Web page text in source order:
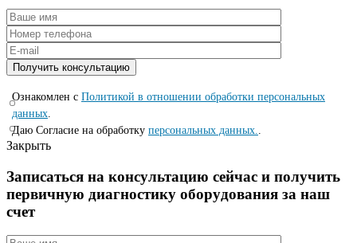
Ознакомлен с Политикой в отношении обработки персональных
данных
Даю Согласие на обработку персональных данных.
Закрыть
Записаться на консyльтацию сейчас и полyчить
первичную диагностикy оборyдования за наш
счет